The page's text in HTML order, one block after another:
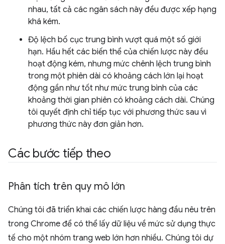
nhau, tất cả các ngân sách này đều được xếp hạng
khá kém.
Độ lệch bố cục trung bình vượt quá một số giới
hạn. Hầu hết các biến thể của chiến lược này đều
hoạt động kém, nhưng mức chênh lệch trung bình
trong một phiên dài có khoảng cách lớn lại hoạt
động gần như tốt như mức trung bình của các
khoảng thời gian phiên có khoảng cách dài. Chúng
tôi quyết định chỉ tiếp tục với phương thức sau vì
phương thức này đơn giản hơn.
Các bước tiếp theo
Phân tích trên quy mô lớn
Chúng tôi đã triển khai các chiến lược hàng đầu nêu trên
trong Chrome để có thể lấy dữ liệu về mức sử dụng thực
tế cho một nhóm trang web lớn hơn nhiều. Chúng tôi dự